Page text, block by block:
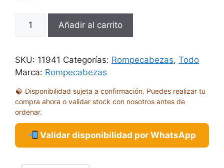
ROMPECABEZAS
TRIANGULAR
1500
cantidad
Añadir al carrito
SKU: 11941 Categorías: Rompecabezas, Todo
Marca: Rompecabezas
Disponibilidad sujeta a confirmación. Puedes realizar tu
compra ahora o validar stock con nosotros antes de
ordenar.
Validar disponibilidad por WhatsApp